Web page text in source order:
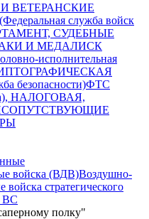
ВЕТЕРАНСКИЕ
служба войск
СУДЕБНЫЕ
И МЕДАЛИСК
исполнительная
безопасности)ФТС
НАЛОГОВАЯ,
СОПУТСТВУЮЩИЕ
войска (ВДВ)Воздушно-
войска стратегического
ВС
полку"